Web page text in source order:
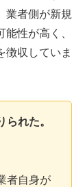
業者側が新規
性が高く、
徴収していま
られた。
者自身が